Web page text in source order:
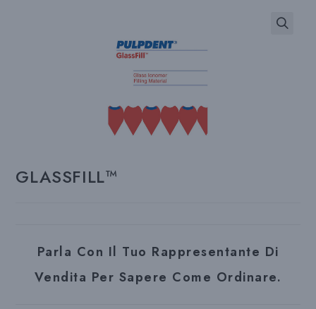
GLASSFILL™
Parla Con Il Tuo Rappresentante Di
Vendita Per Sapere Come Ordinare.